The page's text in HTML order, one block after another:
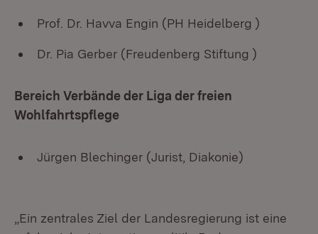
Prof. Dr. Havva Engin (PH Heidelberg )
Dr. Pia Gerber (Freudenberg Stiftung )
Bereich Verbände der Liga der freien
Wohlfahrtspflege
Jürgen Blechinger (Jurist, Diakonie)
„Ein zentrales Ziel der Landesregierung ist eine